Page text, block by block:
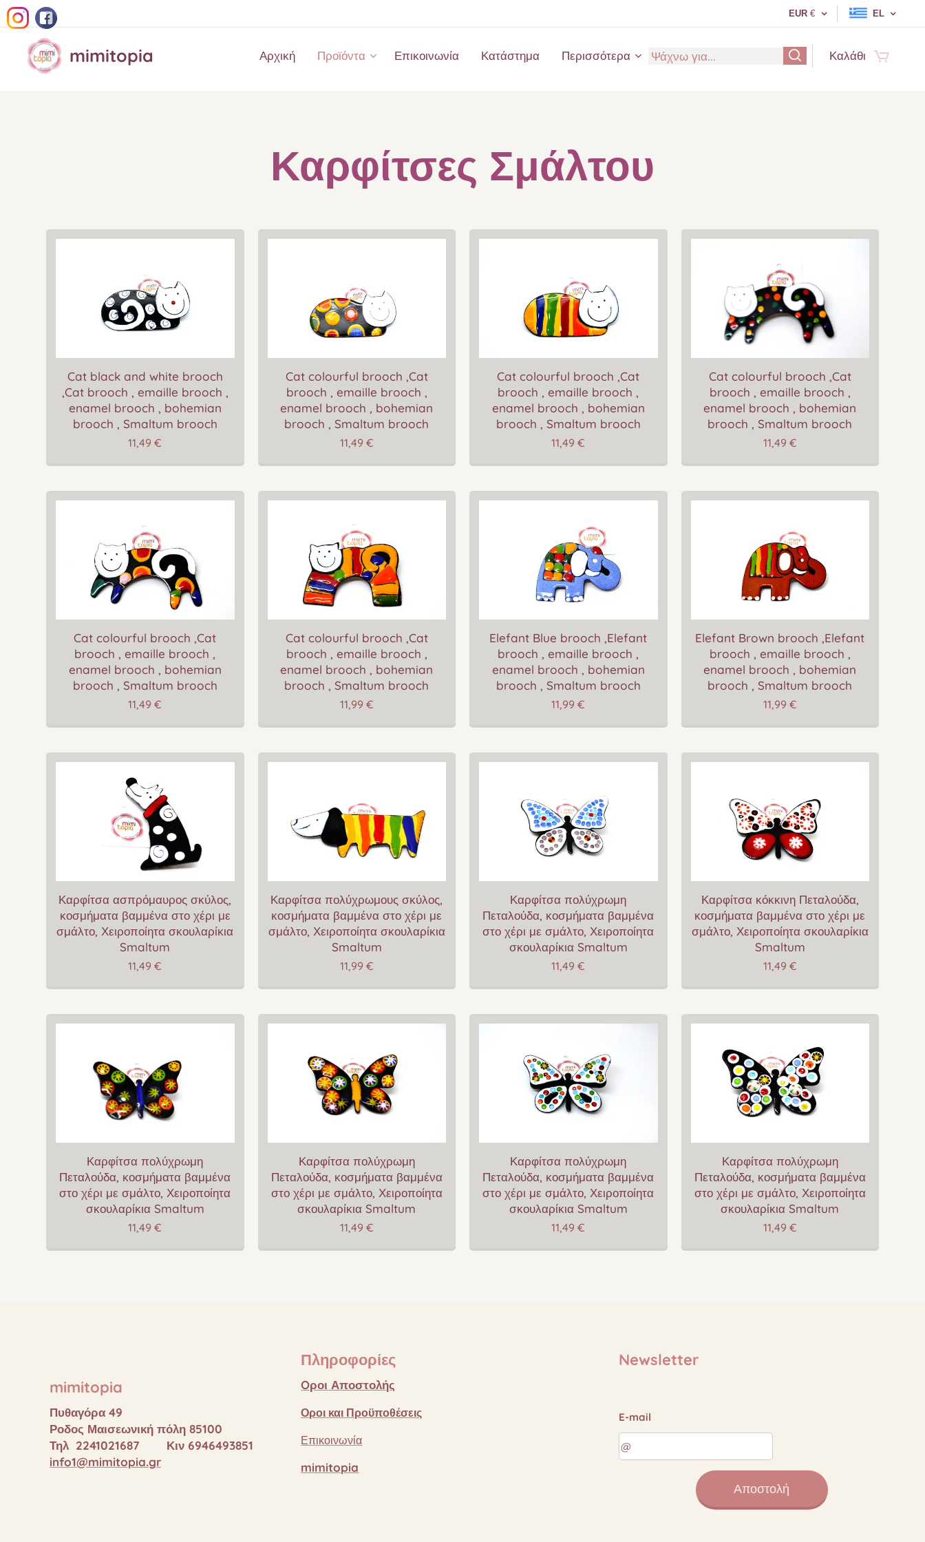
EUR € EL
mimitopia Αρχική Προϊόντα Επικοινωνία Κατάστημα Περισσότερα Καλάθι
Καρφίτσες Σμάλτου
Cat black and white brooch
,Cat brooch , emaille brooch ,
enamel brooch , bohemian
brooch , Smaltum brooch
11,49 €
Cat colourful brooch ,Cat
brooch , emaille brooch ,
enamel brooch , bohemian
brooch , Smaltum brooch
11,49 €
Cat colourful brooch ,Cat
brooch , emaille brooch ,
enamel brooch , bohemian
brooch , Smaltum brooch
11,49 €
Cat colourful brooch ,Cat
brooch , emaille brooch ,
enamel brooch , bohemian
brooch , Smaltum brooch
11,49 €
Cat colourful brooch ,Cat
brooch , emaille brooch ,
enamel brooch , bohemian
brooch , Smaltum brooch
11,49 €
Cat colourful brooch ,Cat
brooch , emaille brooch ,
enamel brooch , bohemian
brooch , Smaltum brooch
11,99 €
Elefant Blue brooch ,Elefant
brooch , emaille brooch ,
enamel brooch , bohemian
brooch , Smaltum brooch
11,99 €
Elefant Brown brooch ,Elefant
brooch , emaille brooch ,
enamel brooch , bohemian
brooch , Smaltum brooch
11,99 €
Καρφίτσα ασπρόμαυρος σκύλος,
κοσμήματα βαμμένα στο χέρι με
σμάλτο, Χειροποίητα σκουλαρίκια
Smaltum
11,49 €
Καρφίτσα πολύχρωμους σκύλος,
κοσμήματα βαμμένα στο χέρι με
σμάλτο, Χειροποίητα σκουλαρίκια
Smaltum
11,99 €
Καρφίτσα πολύχρωμη
Πεταλούδα, κοσμήματα βαμμένα
στο χέρι με σμάλτο, Χειροποίητα
σκουλαρίκια Smaltum
11,49 €
Καρφίτσα κόκκινη Πεταλούδα,
κοσμήματα βαμμένα στο χέρι με
σμάλτο, Χειροποίητα σκουλαρίκια
Smaltum
11,49 €
Καρφίτσα πολύχρωμη
Πεταλούδα, κοσμήματα βαμμένα
στο χέρι με σμάλτο, Χειροποίητα
σκουλαρίκια Smaltum
11,49 €
Καρφίτσα πολύχρωμη
Πεταλούδα, κοσμήματα βαμμένα
στο χέρι με σμάλτο, Χειροποίητα
σκουλαρίκια Smaltum
11,49 €
Καρφίτσα πολύχρωμη
Πεταλούδα, κοσμήματα βαμμένα
στο χέρι με σμάλτο, Χειροποίητα
σκουλαρίκια Smaltum
11,49 €
Καρφίτσα πολύχρωμη
Πεταλούδα, κοσμήματα βαμμένα
στο χέρι με σμάλτο, Χειροποίητα
σκουλαρίκια Smaltum
11,49 €
mimitopia
Πυθαγόρα 49
Ροδος Μαισεωνική πόλη 85100
Τηλ 2241021687 Κιν 6946493851
info1@mimitopia.gr
Πληροφορίες
Oροι Αποστολής
Οροι και Προϋποθέσεις
Επικοινωνία
mimitopia
Newsletter
E-mail
Αποστολή